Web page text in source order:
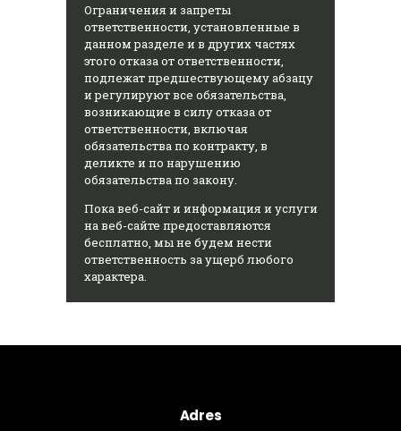
Ограничения и запреты
ответственности, установленные в
данном разделе и в других частях
этого отказа от ответственности,
подлежат предшествующему абзацу
и регулируют все обязательства,
возникающие в силу отказа от
ответственности, включая
обязательства по контракту, в
деликте и по нарушению
обязательства по закону.
Пока веб-сайт и информация и услуги
на веб-сайте предоставляются
бесплатно, мы не будем нести
ответственность за ущерб любого
характера.
Adres